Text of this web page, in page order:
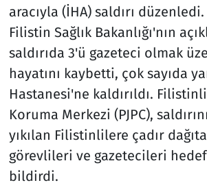
aracıyla (İHA) saldırı
Filistin Sağlık Bakanlığı'nın
saldırıda 3'ü gazeteci olmak
hayatını kaybetti, çok sayıda
Hastanesi'ne kaldırıldı.
Koruma Merkezi (PJPC),
yıkılan Filistinlilere çadır
görevlileri ve gazetecileri hedef
bildirdi.​